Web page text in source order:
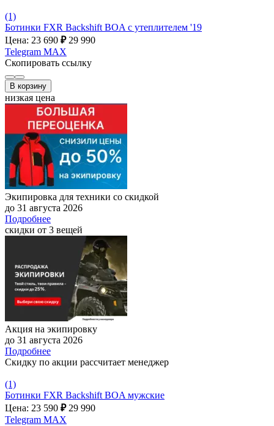
(1)
Ботинки FXR Backshift BOA c утеплителем '19
Цена: 23 690 ₽ 29 990
Telegram MAX
Скопировать ссылку
В корзину
низкая цена
Экипировка для техники со скидкой
до 31 августа 2026
Подробнее
скидки от 3 вещей
Акция на экипировку
до 31 августа 2026
Подробнее
Скидку по акции рассчитает менеджер
(1)
Ботинки FXR Backshift BOA мужские
Цена: 23 590 ₽ 29 990
Telegram MAX